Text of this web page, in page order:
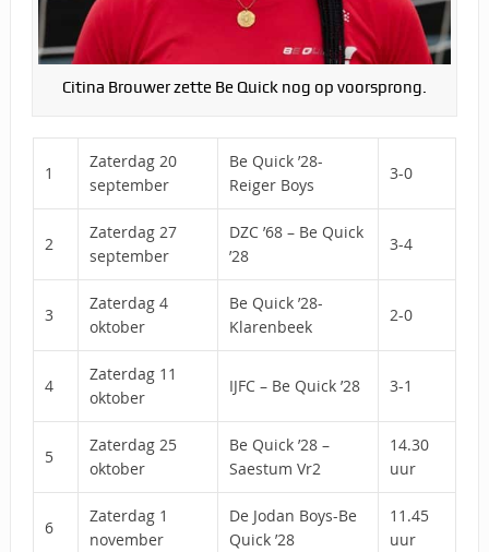
Citina Brouwer zette Be Quick nog op voorsprong.
1
Zaterdag 20
september
Be Quick ’28-
Reiger Boys
3-0
2
Zaterdag 27
september
DZC ’68 – Be Quick
’28
3-4
3
Zaterdag 4
oktober
Be Quick ’28-
Klarenbeek
2-0
4
Zaterdag 11
oktober
IJFC – Be Quick ’28 3-1
5
Zaterdag 25
oktober
Be Quick ’28 –
Saestum Vr2
14.30
uur
6
Zaterdag 1
november
De Jodan Boys-Be
Quick ’28
11.45
uur